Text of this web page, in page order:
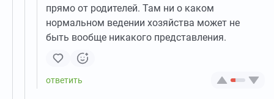
прямо от родителей. Там ни о каком
нормальном ведении хозяйства может не
быть вообще никакого представления.